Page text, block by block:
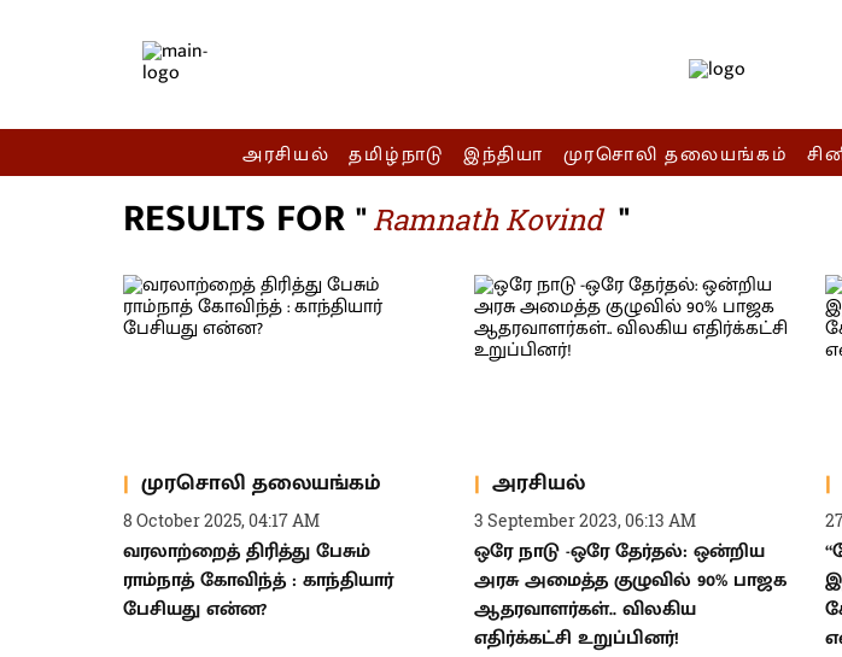
அரசியல் தமிழ்நாடு இந்தியா முரசொலி தலையங்கம்
RESULTS FOR "Ramnath Kovind "
முரசொலி தலையங்கம்
8 October 2025, 04:17 AM
வரலாற்றைத் திரித்து பேசும்
ராம்நாத் கோவிந்த் : காந்தியார்
பேசியது என்ன?
அரசியல்
3 September 2023, 06:13 AM
ஒரே நாடு -ஒரே தேர்தல்: ஒன்றிய
அரசு அமைத்த குழுவில் 90% பாஜக
ஆதரவாளர்கள்.. விலகிய
எதிர்க்கட்சி உறுப்பினர்!